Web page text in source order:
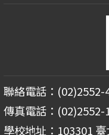
聯絡電話：(02)2552-
傳真電話：(02)2552-
學校地址：103301